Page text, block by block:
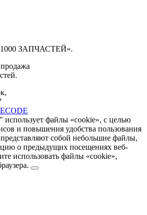
ЗАПЧАСТЕЙ».
использует файлы «cookie», с целью
и повышения удобства пользования
собой небольшие файлы,
о предыдущих посещениях веб-
использовать файлы «cookie»,